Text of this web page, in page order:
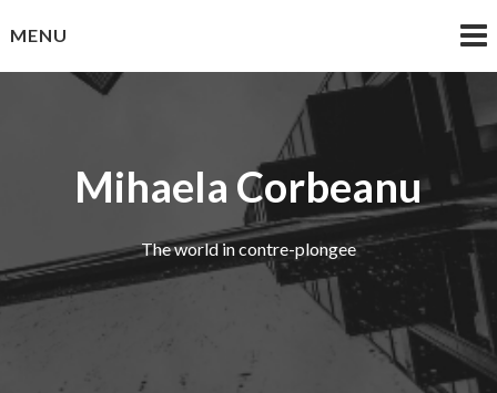
toMENU
Mihaela Corbeanu
The world in contre-plongee